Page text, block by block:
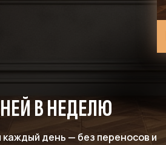
В НЕДЕЛЮ
день — без переносов и